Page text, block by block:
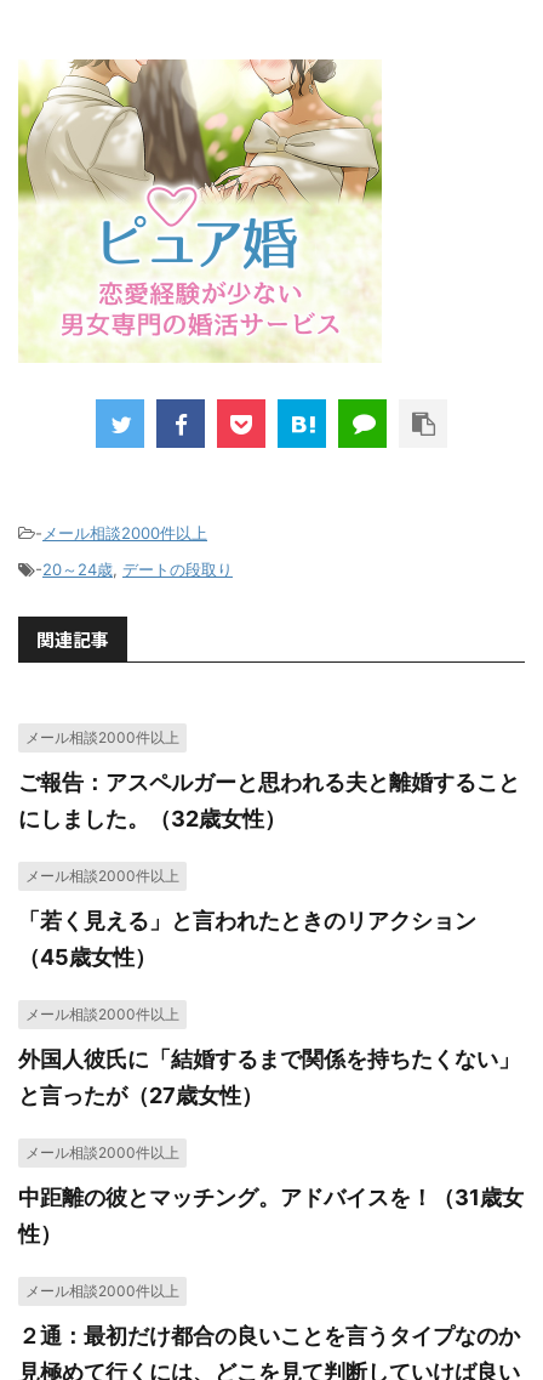
- メール相談2000件以上
-20～24歳, デートの段取り
関連記事
メール相談2000件以上
ご報告：アスペルガーと思われる夫と離婚すること
にしました。（32歳女性）
メール相談2000件以上
「若く見える」と言われたときのリアクション
（45歳女性）
メール相談2000件以上
外国人彼氏に「結婚するまで関係を持ちたくない」
と言ったが（27歳女性）
メール相談2000件以上
中距離の彼とマッチング。アドバイスを！（31歳女
性）
メール相談2000件以上
２通：最初だけ都合の良いことを言うタイプなのか
見極めて行くには、どこを見て判断していけば良い